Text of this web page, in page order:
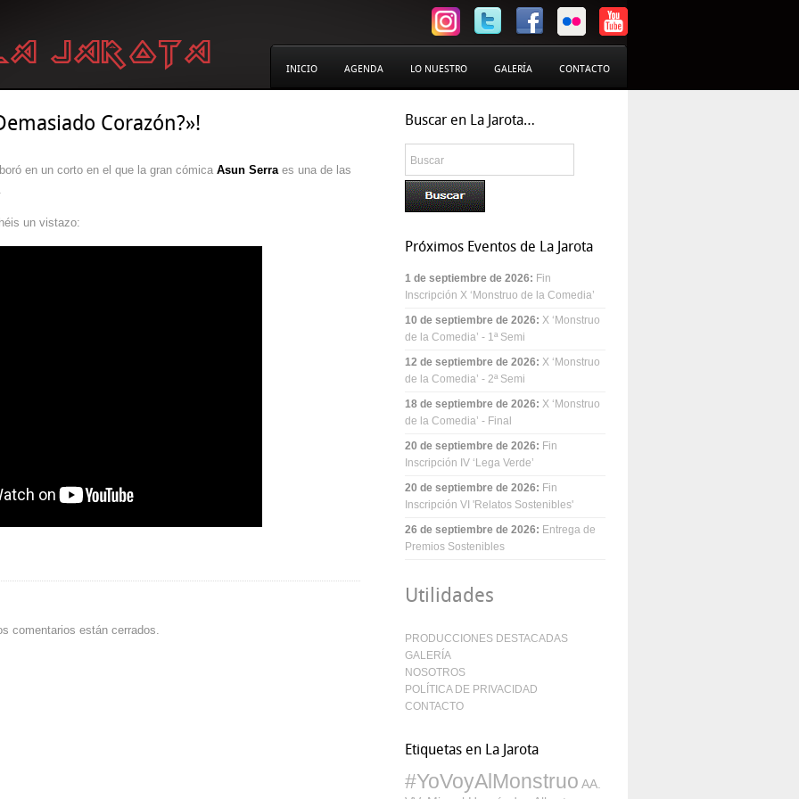
INICIO AGENDA LO NUESTRO GALERÍA CONTACTO
Corazón?»!
en un corto en el que la gran cómica Asun Serraes una de las
un vistazo:
comentarios están cerrados.
Buscar en La Jarota…
Próximos Eventos de La Jarota
1 de septiembre de 2026: Fin
Inscripción X ‘Monstruo de la Comedia’
10 de septiembre de 2026: X ‘Monstruo
de la Comedia’ - 1ª Semi
12 de septiembre de 2026: X ‘Monstruo
de la Comedia’ - 2ª Semi
18 de septiembre de 2026: X ‘Monstruo
de la Comedia’ - Final
20 de septiembre de 2026: Fin
Inscripción IV ‘Lega Verde’
20 de septiembre de 2026: Fin
Inscripción VI 'Relatos Sostenibles'
26 de septiembre de 2026: Entrega de
Premios Sostenibles
Utilidades
PRODUCCIONES DESTACADAS
GALERÍA
NOSOTROS
POLÍTICA DE PRIVACIDAD
CONTACTO
Etiquetas en La Jarota
#YoVoyAlMonstruo AA.